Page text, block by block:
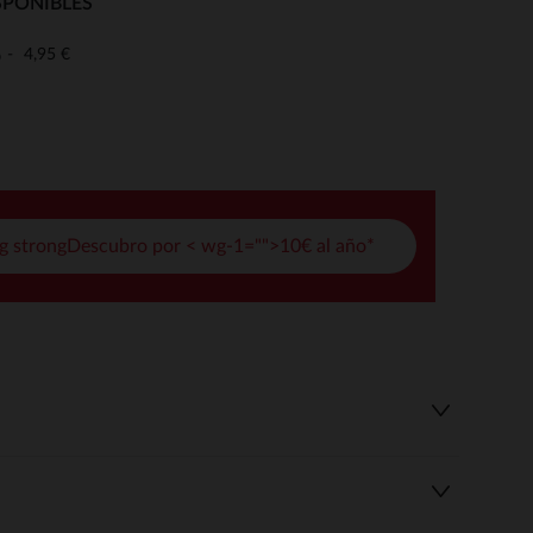
de privacidad, garantizando el cumplimiento de las
4,95 €
strongDescubro por < wg-1="">10€ al año*